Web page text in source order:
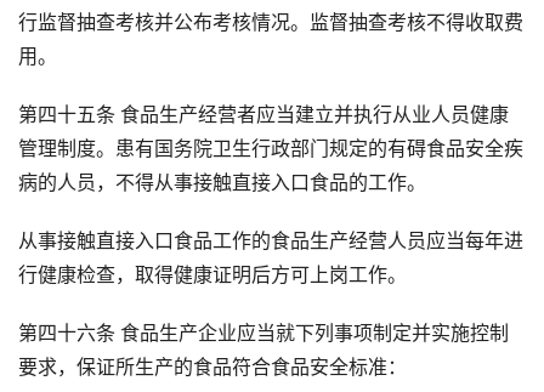
行监督抽查考核并公布考核情况。监督抽查考核不得收取费
用。
第四十五条 食品生产经营者应当建立并执行从业人员健康
管理制度。患有国务院卫生行政部门规定的有碍食品安全疾
病的人员，不得从事接触直接入口食品的工作。
从事接触直接入口食品工作的食品生产经营人员应当每年进
行健康检查，取得健康证明后方可上岗工作。
第四十六条 食品生产企业应当就下列事项制定并实施控制
要求，保证所生产的食品符合食品安全标准：